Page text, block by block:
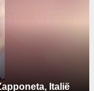
Italië